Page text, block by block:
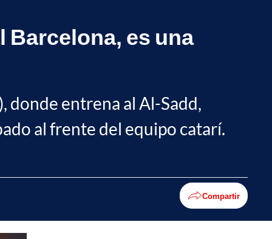
Barcelona, es una
donde entrena al Al-Sadd,
al frente del equipo catarí.
Compartir